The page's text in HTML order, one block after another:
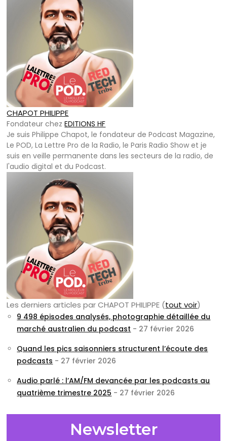
CHAPOT PHILIPPE
Fondateur chezEDITIONS HF
Je suis Philippe Chapot, le fondateur de Podcast Magazine,
Le POD, La Lettre Pro de la Radio, le Paris Radio Show et je
suis en veille permanente dans les secteurs de la radio, de
l'audio digital et du Podcast.
Les derniers articles par CHAPOT PHILIPPE (tout voir)
9 498 épisodes analysés, photographie détaillée du
marché australien du podcast - 27 février 2026
Quand les pics saisonniers structurent l’écoute des
podcasts - 27 février 2026
Audio parlé : l’AM/FM devancée par les podcasts au
quatrième trimestre 2025 - 27 février 2026
Newsletter